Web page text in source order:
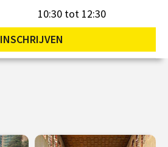
10:30 tot 12:30
INSCHRIJVEN